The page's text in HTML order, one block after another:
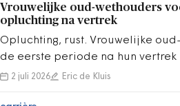
Vrouwelijke oud-wethouders
opluchting na vertrek
Opluchting, rust. Vrouwelijke
de eerste periode na hun
mannelijke collega’s.
2 juli 2026 Eric de Kluis